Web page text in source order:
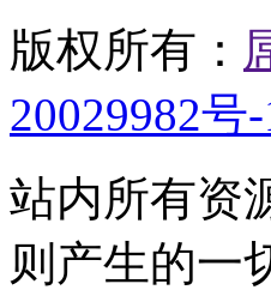
版权所有：
20029982号-
站内所有资
则产生的一